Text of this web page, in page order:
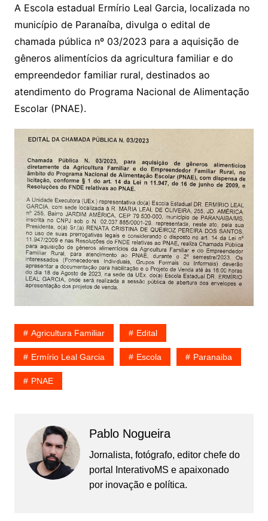
A Escola estadual Ermírio Leal Garcia, localizada no
município de Paranaíba, divulga o edital de
chamada pública nº 03/2023 para a aquisição de
gêneros alimentícios da agricultura familiar e do
empreendedor familiar rural, destinados ao
atendimento do Programa Nacional de Alimentação
Escolar (PNAE).
Agricultura Familiar Edital
Ermírio Leal Garcia Escola Paranaiba
PNAE
Pablo Nogueira
Jornalista, fotógrafo, editor chefe do
portal InterativoMS e apaixonado
por inovação e política.